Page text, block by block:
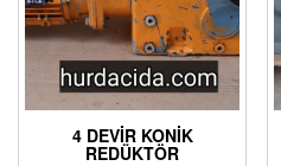
4 DEVIR KONIK
REDÜKTÖR